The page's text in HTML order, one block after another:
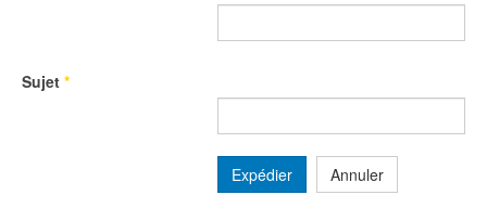
Sujet *
Expédier Annuler